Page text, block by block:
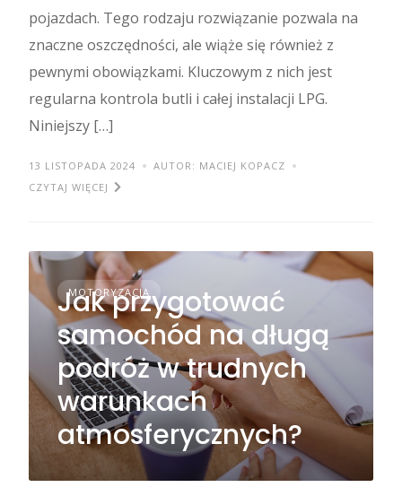
pojazdach. Tego rodzaju rozwiązanie pozwala na
znaczne oszczędności, ale wiąże się również z
pewnymi obowiązkami. Kluczowym z nich jest
regularna kontrola butli i całej instalacji LPG.
Niniejszy […]
13 LISTOPADA 2024
AUTOR: MACIEJ KOPACZ
CZYTAJ WIĘCEJ
MOTORYZACJA
Jak przygotować
samochód na długą
podróż w trudnych
warunkach
atmosferycznych?